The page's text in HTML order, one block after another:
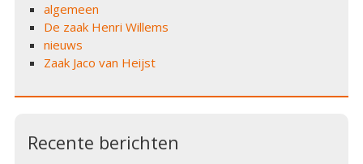
algemeen
De zaak Henri Willems
nieuws
Zaak Jaco van Heijst
Recente berichten